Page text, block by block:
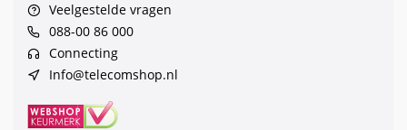
Veelgestelde vragen
088-00 86 000
Connecting
Info@telecomshop.nl